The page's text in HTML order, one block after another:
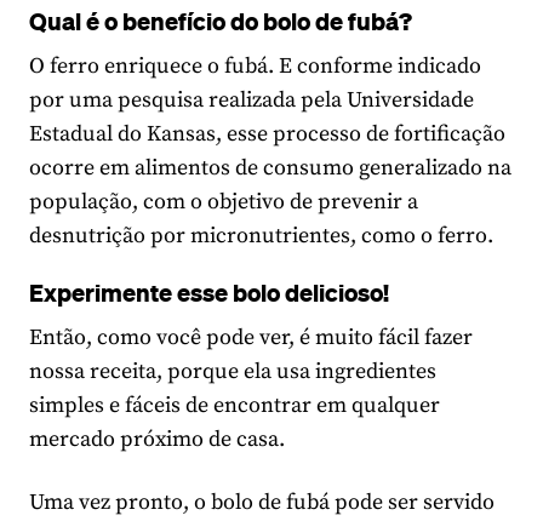
Qual é o benefício do bolo de fubá?
O ferro enriquece o fubá. E conforme indicado
por uma pesquisa realizada pela Universidade
Estadual do Kansas, esse processo de fortificação
ocorre em alimentos de consumo generalizado na
população, com o objetivo de prevenir a
desnutrição por micronutrientes, como o ferro.
Experimente esse bolo delicioso!
Então, como você pode ver, é muito fácil fazer
nossa receita, porque ela usa ingredientes
simples e fáceis de encontrar em qualquer
mercado próximo de casa.
Uma vez pronto, o bolo de fubá pode ser servido